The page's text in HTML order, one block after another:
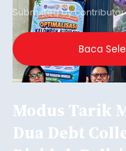
Submitted bycontributor
Baca
Modus Tarik
Dua Debt